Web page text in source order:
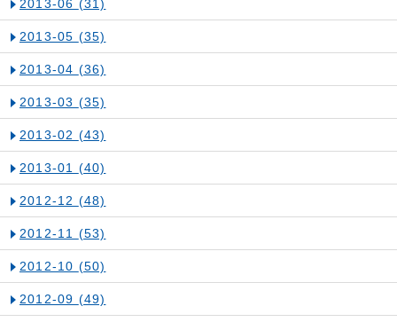
2013-06 (31)
2013-05 (35)
2013-04 (36)
2013-03 (35)
2013-02 (43)
2013-01 (40)
2012-12 (48)
2012-11 (53)
2012-10 (50)
2012-09 (49)